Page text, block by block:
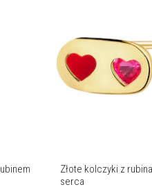
Złote kolczyki z
serca